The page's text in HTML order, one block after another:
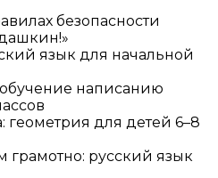
безопасности
язык для начальной
написанию
геометрия для детей 6–8
русский язык